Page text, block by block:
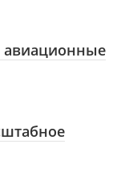
авиационные